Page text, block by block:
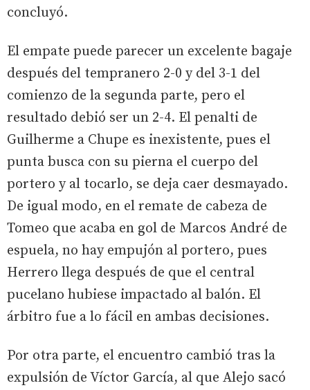
concluyó.
El empate puede parecer un excelente bagaje
después del tempranero 2-0 y del 3-1 del
comienzo de la segunda parte, pero el
resultado debió ser un 2-4. El penalti de
Guilherme a Chupe es inexistente, pues el
punta busca con su pierna el cuerpo del
portero y al tocarlo, se deja caer desmayado.
De igual modo, en el remate de cabeza de
Tomeo que acaba en gol de Marcos André de
espuela, no hay empujón al portero, pues
Herrero llega después de que el central
pucelano hubiese impactado al balón. El
árbitro fue a lo fácil en ambas decisiones.
Por otra parte, el encuentro cambió tras la
expulsión de Víctor García, al que Alejo sacó